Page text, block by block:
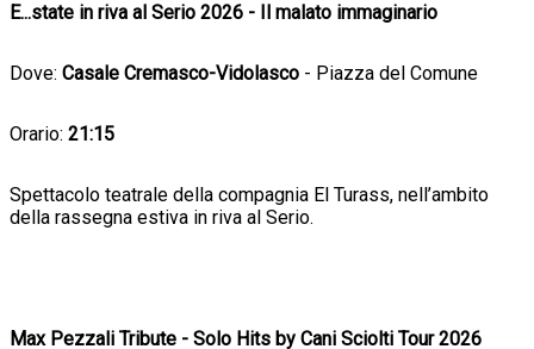
E...state in riva al Serio 2026 - Il malato immaginario
Dove: Casale Cremasco-Vidolasco - Piazza del Comune
Orario: 21:15
Spettacolo teatrale della compagnia El Turass, nell’ambito
della rassegna estiva in riva al Serio.
Max Pezzali Tribute - Solo Hits by Cani Sciolti Tour 2026